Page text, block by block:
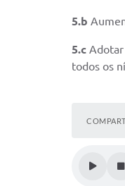
5.b
5.c
todos os